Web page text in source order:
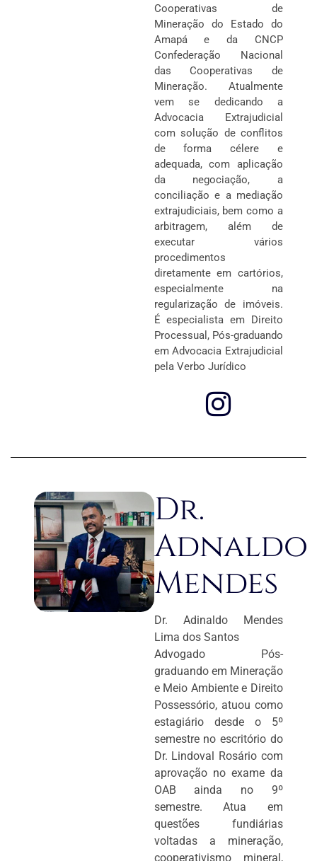
Cooperativas de
Mineração do Estado do
Amapá e da CNCP
Confederação Nacional
das Cooperativas de
Mineração. Atualmente
vem se dedicando a
Advocacia Extrajudicial
com solução de conflitos
de forma célere e
adequada, com aplicação
da negociação, a
conciliação e a mediação
extrajudiciais, bem como a
arbitragem, além de
executar vários
procedimentos
diretamente em cartórios,
especialmente na
regularização de imóveis.
É especialista em Direito
Processual, Pós-graduando
em Advocacia Extrajudicial
pela Verbo Jurídico
Dr.
Adnaldo
Mendes
Dr. Adinaldo Mendes
Lima dos Santos
Advogado Pós-
graduando em Mineração
e Meio Ambiente e Direito
Possessório, atuou como
estagiário desde o 5º
semestre no escritório do
Dr. Lindoval Rosário com
aprovação no exame da
OAB ainda no 9º
semestre. Atua em
questões fundiárias
voltadas a mineração,
cooperativismo mineral,